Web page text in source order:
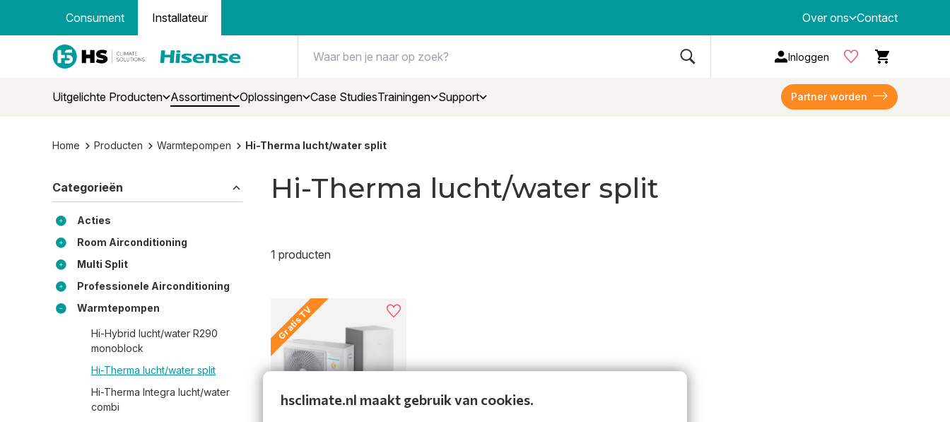
Consument Installateur Over ons Contact
Inloggen
Uitgelichte Producten Assortiment Oplossingen Case StudiesTrainingen Support Partner worden
Home Producten Warmtepompen Hi-Therma lucht/water split
Categorieën
Acties
Room Airconditioning
Multi Split
Professionele Airconditioning
Warmtepompen
Hi-Hybrid lucht/water R290
monoblock
Hi-Therma lucht/water split
Hi-Therma Integra lucht/water
combi
Hi-Therma lucht/water split
1 producten
Gratis TV
hsclimate.nl maakt gebruik van cookies.